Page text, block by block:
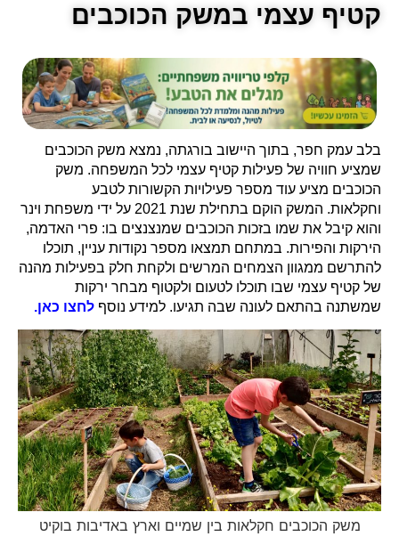
קטיף עצמי במשק הכוכבים
בלב עמק חפר, בתוך היישוב בורגתה, נמצא משק הכוכבים
שמציע חוויה של פעילות קטיף עצמי לכל המשפחה. משק
הכוכבים מציע עוד מספר פעילויות הקשורות לטבע
וחקלאות.
המשק הוקם בתחילת שנת 2021 על ידי משפחת וינר
והוא קיבל את שמו בזכות הכוכבים שמנצנצים בו: פרי האדמה,
הירקות והפירות. במתחם תמצאו מספר נקודות עניין, תוכלו
להתרשם ממגוון הצמחים המרשים ולקחת חלק בפעילות מהנה
של קטיף עצמי שבו תוכלו לטעום ולקטוף מבחר ירקות
שמשתנה בהתאם לעונה שבה תגיעו. למידע נוסף לחצו כאן.
משק הכוכבים חקלאות בין שמיים וארץ באדיבות בוקיט